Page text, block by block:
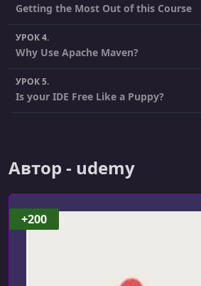
Getting the Most Out of this Course
УРОК 4.
Why Use Apache Maven?
УРОК 5.
Is your IDE Free Like a Puppy?
УРОК 7.
УРОК 8.
System Requirements
Автор - udemy
+200